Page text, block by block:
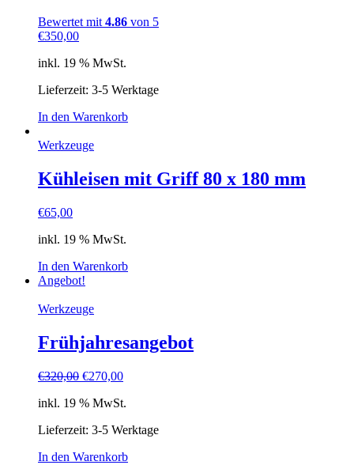
Bewertet mit 4.86 von 5
€350,00
inkl. 19 % MwSt.
Lieferzeit: 3-5 Werktage
In den Warenkorb
Werkzeuge
Kühleisen mit Griff 80 x 180 mm
€65,00
inkl. 19 % MwSt.
In den Warenkorb
Angebot!
Werkzeuge
Frühjahresangebot
€320,00 €270,00
inkl. 19 % MwSt.
Lieferzeit: 3-5 Werktage
In den Warenkorb